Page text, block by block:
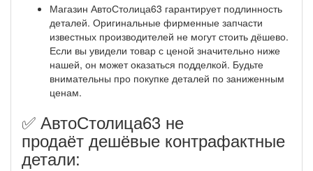
Магазин АвтоСтолица63 гарантирует подлинность
деталей. Оригинальные фирменные запчасти
известных производителей не могут стоить дёшево.
Если вы увидели товар с ценой значительно ниже
нашей, он может оказаться подделкой. Будьте
внимательны про покупке деталей по заниженным
ценам.
✅ АвтоСтолица63 не
продаёт дешёвые контрафактные
детали: